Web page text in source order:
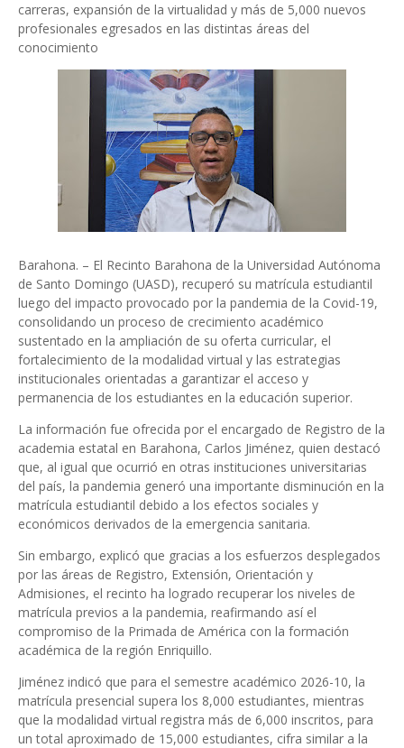
carreras, expansión de la virtualidad y más de 5,000 nuevos
profesionales egresados en las distintas áreas del
conocimiento
Barahona. – El Recinto Barahona de la Universidad Autónoma
de Santo Domingo (UASD), recuperó su matrícula estudiantil
luego del impacto provocado por la pandemia de la Covid-19,
consolidando un proceso de crecimiento académico
sustentado en la ampliación de su oferta curricular, el
fortalecimiento de la modalidad virtual y las estrategias
institucionales orientadas a garantizar el acceso y
permanencia de los estudiantes en la educación superior.
La información fue ofrecida por el encargado de Registro de la
academia estatal en Barahona, Carlos Jiménez, quien destacó
que, al igual que ocurrió en otras instituciones universitarias
del país, la pandemia generó una importante disminución en la
matrícula estudiantil debido a los efectos sociales y
económicos derivados de la emergencia sanitaria.
Sin embargo, explicó que gracias a los esfuerzos desplegados
por las áreas de Registro, Extensión, Orientación y
Admisiones, el recinto ha logrado recuperar los niveles de
matrícula previos a la pandemia, reafirmando así el
compromiso de la Primada de América con la formación
académica de la región Enriquillo.
Jiménez indicó que para el semestre académico 2026-10, la
matrícula presencial supera los 8,000 estudiantes, mientras
que la modalidad virtual registra más de 6,000 inscritos, para
un total aproximado de 15,000 estudiantes, cifra similar a la